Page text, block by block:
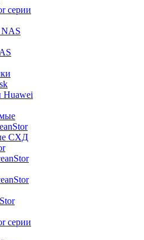
серии
Huawei
СХД
серии